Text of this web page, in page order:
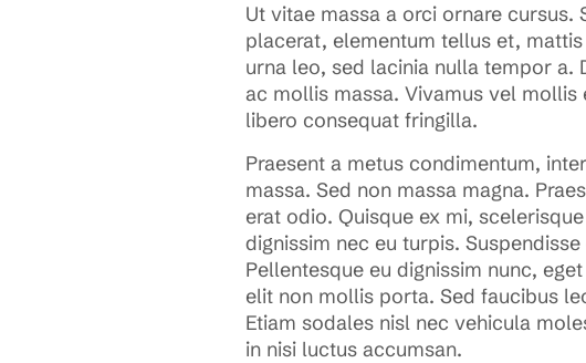
Ut vitae massa a orci ornare
placerat, elementum tellus et,
urna leo, sed lacinia nulla tempor
ac mollis massa. Vivamus vel mollis
libero consequat fringilla.
Praesent a metus condimentum,
massa. Sed non massa magna.
erat odio. Quisque ex mi,
dignissim nec eu turpis.
Pellentesque eu dignissim nunc,
elit non mollis porta. Sed faucibus
Etiam sodales nisl nec vehicula
in nisi luctus accumsan.